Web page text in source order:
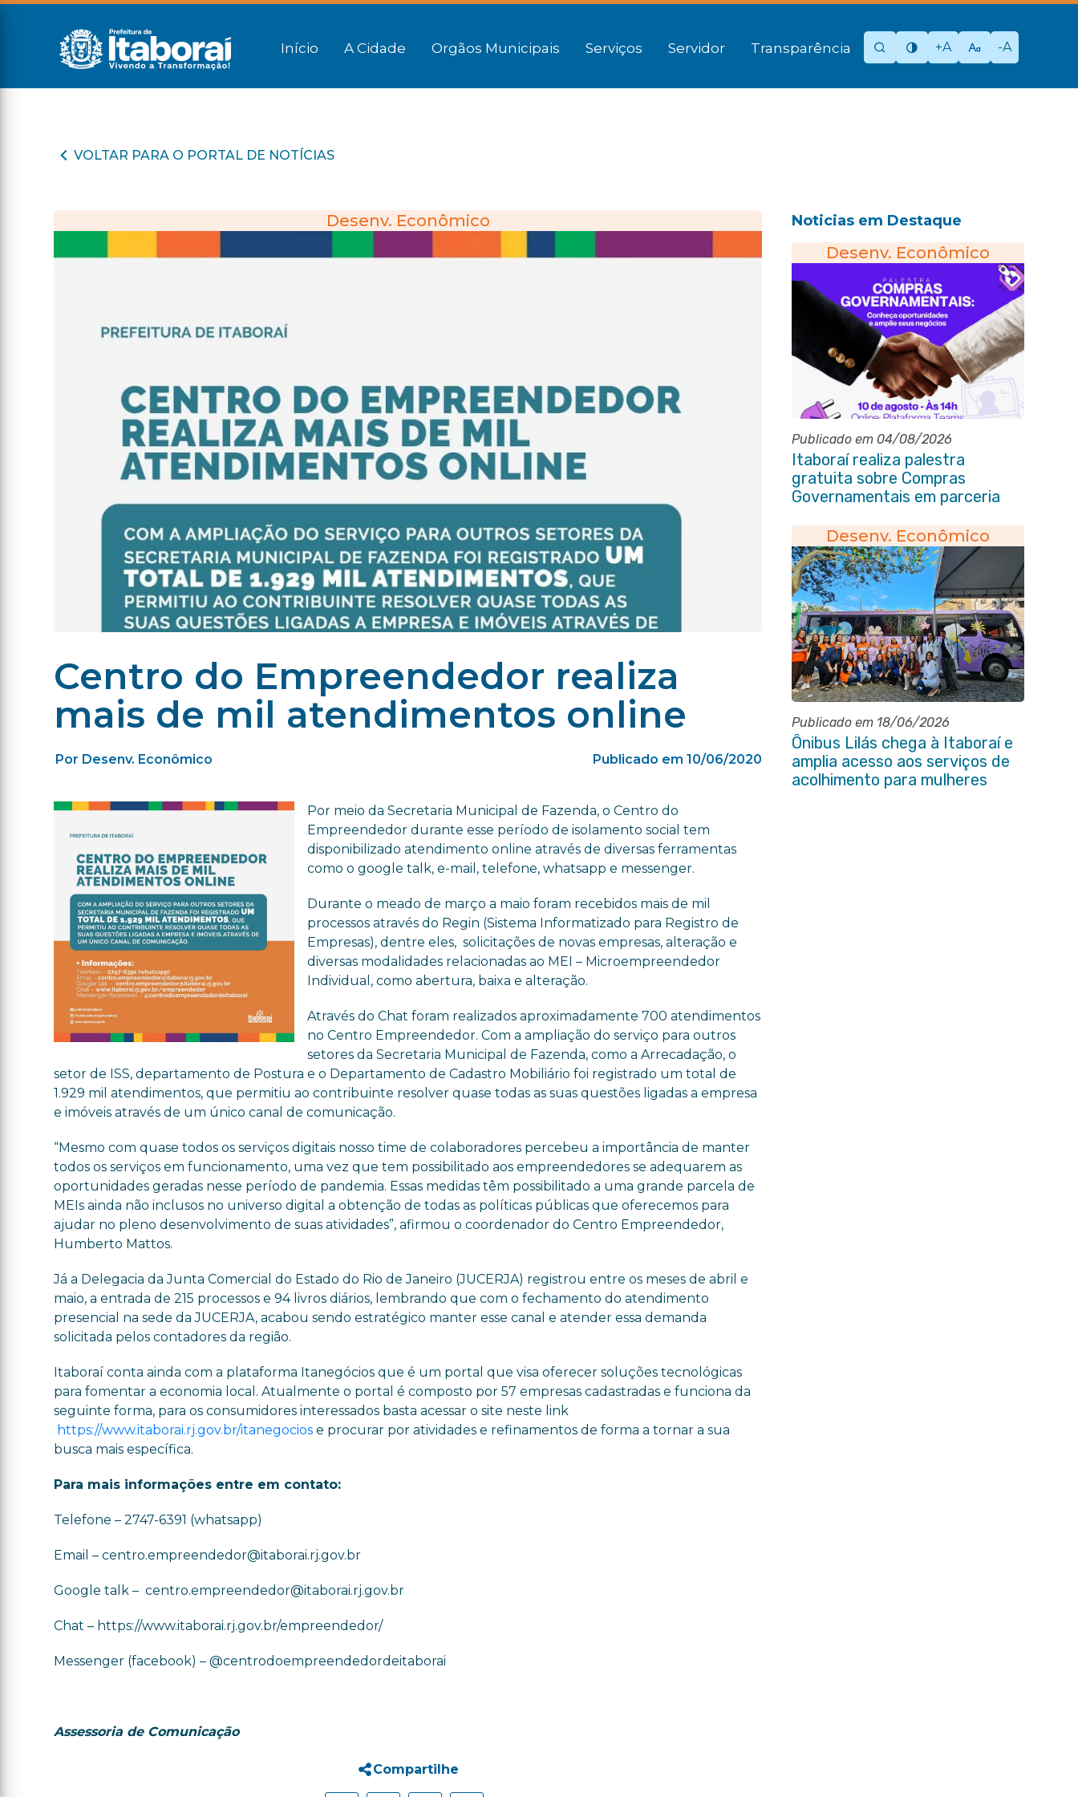
Início A Cidade Orgãos Municipais Serviços Servidor Transparência +A -A
VOLTAR PARA O PORTAL DE NOTÍCIAS
Desenv. Econômico
Centro do Empreendedor realiza
mais de mil atendimentos online
Por Desenv. Econômico Publicado em 10/06/2020
Por meio da Secretaria Municipal de Fazenda, o Centro do
Empreendedor durante esse período de isolamento social tem
disponibilizado atendimento online através de diversas ferramentas
como o google talk, e-mail, telefone, whatsapp e messenger.
Durante o meado de março a maio foram recebidos mais de mil
processos através do Regin (Sistema Informatizado para Registro de
Empresas), dentre eles, solicitações de novas empresas, alteração e
diversas modalidades relacionadas ao MEI – Microempreendedor
Individual, como abertura, baixa e alteração.
Através do Chat foram realizados aproximadamente 700 atendimentos
no Centro Empreendedor. Com a ampliação do serviço para outros
setores da Secretaria Municipal de Fazenda, como a Arrecadação, o
setor de ISS, departamento de Postura e o Departamento de Cadastro Mobiliário foi registrado um total de
1.929 mil atendimentos, que permitiu ao contribuinte resolver quase todas as suas questões ligadas a empresa
e imóveis através de um único canal de comunicação.
“Mesmo com quase todos os serviços digitais nosso time de colaboradores percebeu a importância de manter
todos os serviços em funcionamento, uma vez que tem possibilitado aos empreendedores se adequarem as
oportunidades geradas nesse período de pandemia. Essas medidas têm possibilitado a uma grande parcela de
MEIs ainda não inclusos no universo digital a obtenção de todas as políticas públicas que oferecemos para
ajudar no pleno desenvolvimento de suas atividades”, afirmou o coordenador do Centro Empreendedor,
Humberto Mattos.
Já a Delegacia da Junta Comercial do Estado do Rio de Janeiro (JUCERJA) registrou entre os meses de abril e
maio, a entrada de 215 processos e 94 livros diários, lembrando que com o fechamento do atendimento
presencial na sede da JUCERJA, acabou sendo estratégico manter esse canal e atender essa demanda
solicitada pelos contadores da região.
Itaboraí conta ainda com a plataforma Itanegócios que é um portal que visa oferecer soluções tecnológicas
para fomentar a economia local. Atualmente o portal é composto por 57 empresas cadastradas e funciona da
seguinte forma, para os consumidores interessados basta acessar o site neste link
https://www.itaborai.rj.gov.br/itanegocios e procurar por atividades e refinamentos de forma a tornar a sua
busca mais específica.
Para mais informações entre em contato:
Telefone – 2747-6391 (whatsapp)
Email – centro.empreendedor@itaborai.rj.gov.br
Google talk – centro.empreendedor@itaborai.rj.gov.br
Chat – https://www.itaborai.rj.gov.br/empreendedor/
Messenger (facebook) – @centrodoempreendedordeitaborai
Assessoria de Comunicação
Compartilhe
Noticias em Destaque
Desenv. Econômico
Publicado em 04/08/2026
Itaboraí realiza palestra
gratuita sobre Compras
Governamentais em parceria
Desenv. Econômico
Publicado em 18/06/2026
Ônibus Lilás chega à Itaboraí e
amplia acesso aos serviços de
acolhimento para mulheres